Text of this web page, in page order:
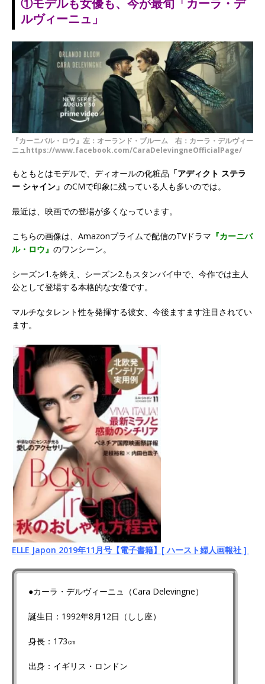
①モデルも女優も、今が最旬「カーラ・デ
ルヴィーニュ」
『カーニバル・ロウ』左：オーランド・ブルーム 右：カーラ・デルヴィー
ニュhttps://www.facebook.com/CaraDelevingneOfficialPage/
もともとはモデルで、ディオールの化粧品 「アディクト ステラ
ー シャイン」 のCMで印象に残っている人も多いのでは。
最近は、映画での登場が多くなっています。
こちらの画像は、Amazonプライムで配信のTVドラマ 『カーニバ
ル・ロウ』 のワンシーン。
シーズン1.を終え、シーズン2.もスタンバイ中で、今作では主人
公として登場する本格的な女優です。
マルチなタレント性を発揮する彼女、今後ますます注目されてい
ます。
ELLE Japon 2019年11月号【電子書籍】[ ハースト婦人画報社 ]
●カーラ・デルヴィーニュ（Cara Delevingne）
誕生日：1992年8月12日（しし座）
身長：173㎝
出身：イギリス・ロンドン